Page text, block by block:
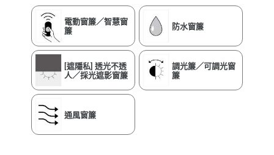
電動窗簾／智慧窗
簾
防水窗簾
[遮隱私] 透光不透
人／採光遮影窗簾
調光簾／可調光窗
簾
通風窗簾